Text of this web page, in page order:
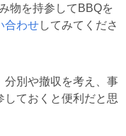
物を持参してBBQを
合わせしてみてくださ
分別や撤収を考え、事
ておくと便利だと思